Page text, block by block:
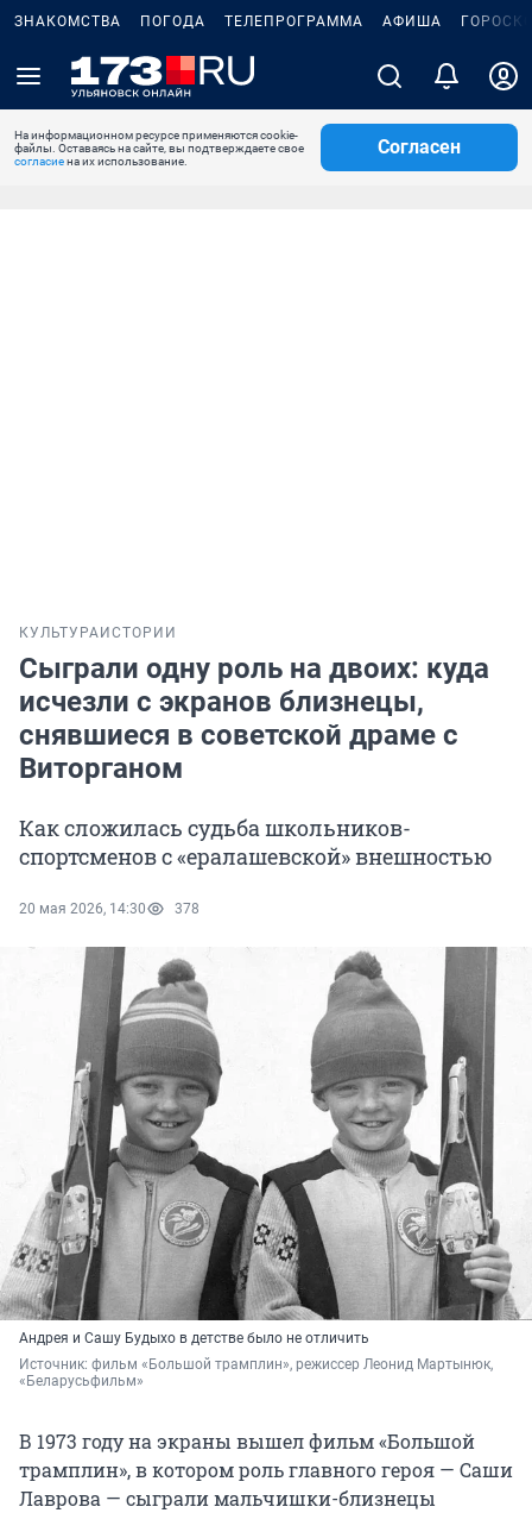
ЗНАКОМСТВА ПОГОДА ТЕЛЕПРОГРАММА АФИША
На информационном ресурсе применяются cookie-
файлы. Оставаясь на сайте, вы подтверждаете свое
согласиена их использование.
Согласен
КУЛЬТУРА ИСТОРИИ
Сыграли одну роль на двоих: куда
исчезли с экранов близнецы,
снявшиеся в советской драме с
Виторганом
Как сложилась судьба школьников-
спортсменов с «ералашевской» внешностью
20 мая 2026, 14:30 378
Андрея и Сашу Будыхо в детстве было не отличить
Источник: фильм «Большой трамплин», режиссер Леонид Мартынюк,
«Беларусьфильм»
В 1973 году на экраны вышел фильм «Большой
трамплин», в котором роль главного героя — Саши
Лаврова — сыграли мальчишки-близнецы